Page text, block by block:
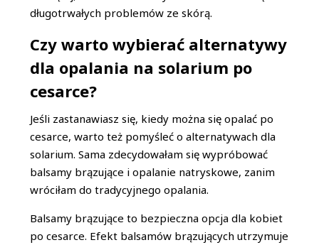
długotrwałych problemów ze skórą.
Czy warto wybierać alternatywy
dla opalania na solarium po
cesarce?
Jeśli zastanawiasz się, kiedy można się opalać po
cesarce, warto też pomyśleć o alternatywach dla
solarium. Sama zdecydowałam się wypróbować
balsamy brązujące i opalanie natryskowe, zanim
wróciłam do tradycyjnego opalania.
Balsamy brązujące to bezpieczna opcja dla kobiet
po cesarce. Efekt balsamów brązujących utrzymuje